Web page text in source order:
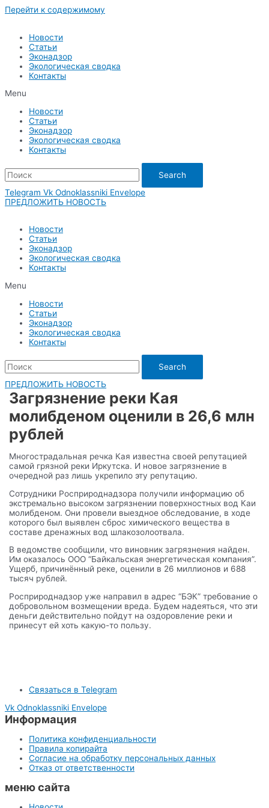
Перейти к содержимому
Новости
Статьи
Эконадзор
Экологическая сводка
Контакты
Menu
Новости
Статьи
Эконадзор
Экологическая сводка
Контакты
Search
Telegram Vk Odnoklassniki Envelope
ПРЕДЛОЖИТЬ НОВОСТЬ
Новости
Статьи
Эконадзор
Экологическая сводка
Контакты
Menu
Новости
Статьи
Эконадзор
Экологическая сводка
Контакты
Search
ПРЕДЛОЖИТЬ НОВОСТЬ
Загрязнение реки Кая
молибденом оценили в 26,6 млн
рублей
Многострадальная речка Кая известна своей репутацией
самой грязной реки Иркутска. И новое загрязнение в
очередной раз лишь укрепило эту репутацию.
Сотрудники Росприроднадзора получили информацию об
экстремально высоком загрязнении поверхностных вод Каи
молибденом. Они провели выездное обследование, в ходе
которого был выявлен сброс химического вещества в
составе дренажных вод шлакозолоотвала.
В ведомстве сообщили, что виновник загрязнения найден.
Им оказалось ООО “Байкальская энергетическая компания”.
Ущерб, причинённый реке, оценили в 26 миллионов и 688
тысяч рублей.
Росприроднадзор уже направил в адрес “БЭК” требование о
добровольном возмещении вреда. Будем надеяться, что эти
деньги действительно пойдут на оздоровление реки и
принесут ей хоть какую-то пользу.
Связаться в Telegram
Vk Odnoklassniki Envelope
Информация
Политика конфиденциальности
Правила копирайта
Согласие на обработку персональных данных
Отказ от ответственности
меню сайта